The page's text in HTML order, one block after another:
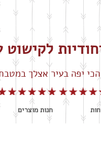
יפה בעיר אצלך
לקישוט
חנות מוצרים